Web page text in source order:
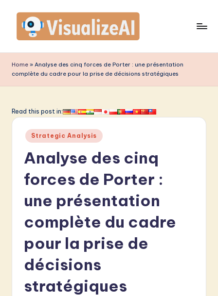
content
is
u
li
A
Home » Analyse des cinq forces de Porter : une présentation
complète du cadre pour la prise de décisions stratégiques
Read this post in:
Posted
in
Strategic Analysis
Analyse des cinq
forces de Porter :
une présentation
complète du cadre
pour la prise de
décisions
stratégiques